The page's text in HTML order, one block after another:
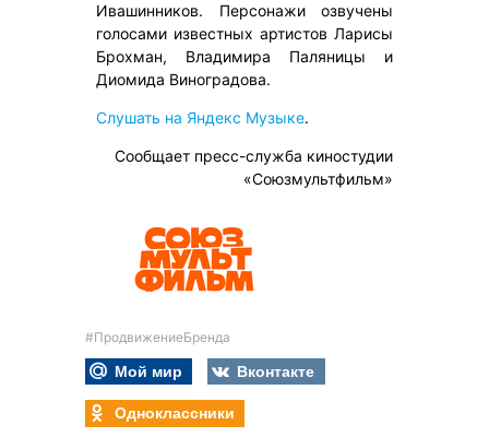
Ивашинников. Персонажи озвучены
голосами известных артистов Ларисы
Брохман, Владимира Паляницы и
Диомида Виноградова.
Слушать на Яндекс Музыке.
Сообщает пресс-служба киностудии
«Союзмультфильм»
#ПродвижениеБренда
Мой мир
Вконтакте
Одноклассники